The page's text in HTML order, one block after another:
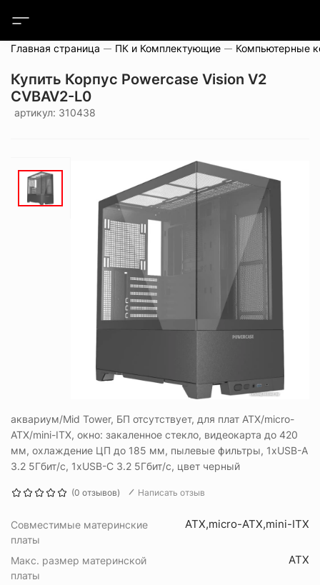
Главная страница ПК и Комплектующие Компьютерные
Купить Корпус Powercase Vision V2
CVBAV2-L0
артикул: 310438
аквариум/Mid Tower, БП отсутствует, для плат ATX/micro-
ATX/mini-ITX, окно: закаленное стекло, видеокарта до 420
мм, охлаждение ЦП до 185 мм, пылевые фильтры, 1xUSB-A
3.2 5Гбит/с, 1xUSB-C 3.2 5Гбит/с, цвет черный
(0 отзывов) Написать отзыв
Совместимые материнские
платы
ATX,micro-ATX,mini-ITX
Макс. размер материнской
платы
ATX